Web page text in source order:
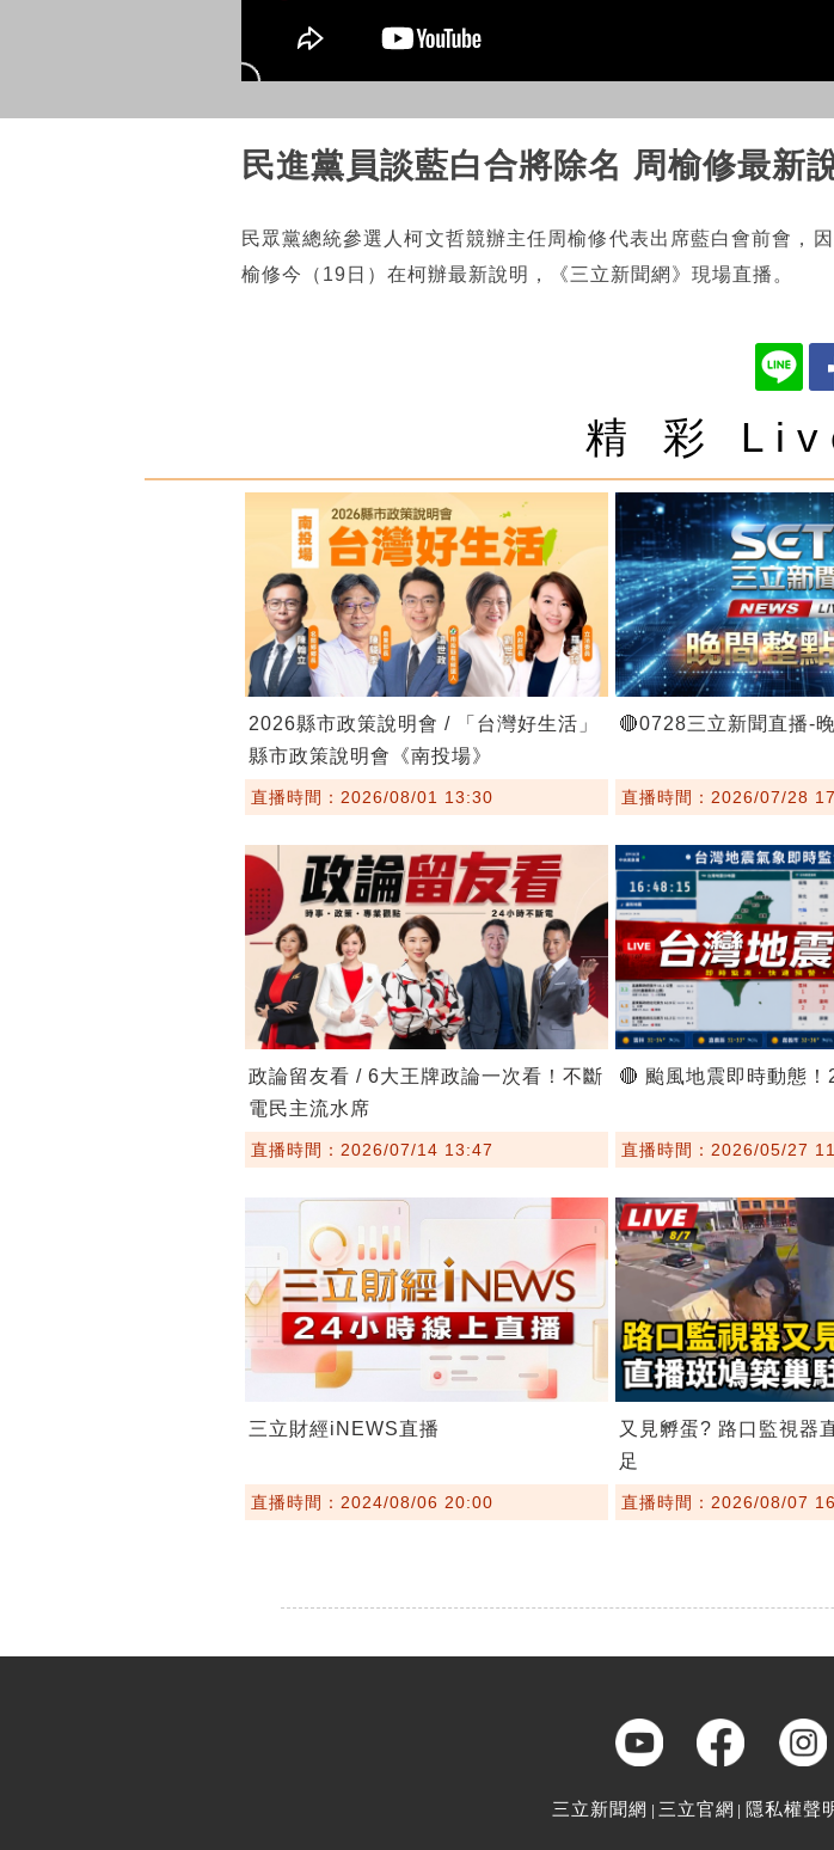
民進黨員談藍白合將除名 周榆修最新
民眾黨總統參選人柯文哲競辦主任周榆修代表出席藍白會前會，
榆修今（19日）在柯辦最新說明，《三立新聞網》現場直播。
精 彩
2026縣市政策說明會 / 「台灣好生活」
縣市政策說明會《南投場》
直播時間：2026/08/01 13:30
🔴0728三立新聞直播-
直播時間：2026/07/28
政論留友看 / 6大王牌政論一次看！不斷
電民主流水席
直播時間：2026/07/14 13:47
🔴 颱風地震即時動態！
直播時間：2026/05/27
三立財經iNEWS直播
直播時間：2024/08/06 20:00
又見孵蛋? 路口監視器
足
直播時間：2026/08/07
三立新聞網 三立官網 隱私權聲